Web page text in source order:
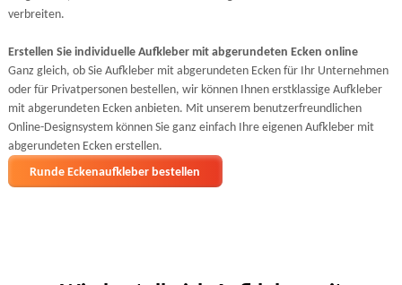
verbreiten.
Erstellen Sie individuelle Aufkleber mit abgerundeten Ecken online
Ganz gleich, ob Sie Aufkleber mit abgerundeten Ecken für Ihr Unternehmen
oder für Privatpersonen bestellen, wir können Ihnen erstklassige Aufkleber
mit abgerundeten Ecken anbieten. Mit unserem benutzerfreundlichen
Online-Designsystem können Sie ganz einfach Ihre eigenen Aufkleber mit
abgerundeten Ecken erstellen.
Runde Eckenaufkleber bestellen